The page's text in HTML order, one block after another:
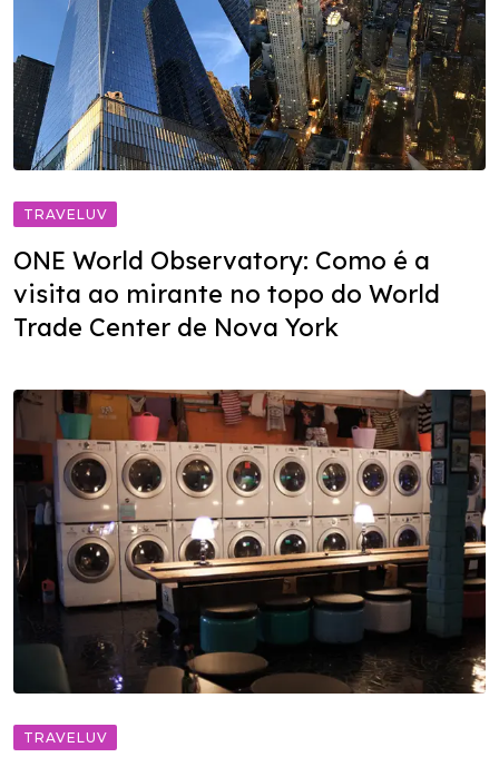
TRAVELUV
ONE World Observatory: Como é a
visita ao mirante no topo do World
Trade Center de Nova York
TRAVELUV